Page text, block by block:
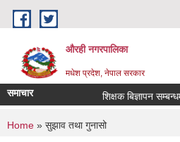
Skip to main content
औरही नगरपालिका
मधेश प्रदेश, नेपाल सरकार
समाचार शिक्षक बिज्ञापन सम्बन्धमा।
You are here
Home » सुझाव तथा गुनासो